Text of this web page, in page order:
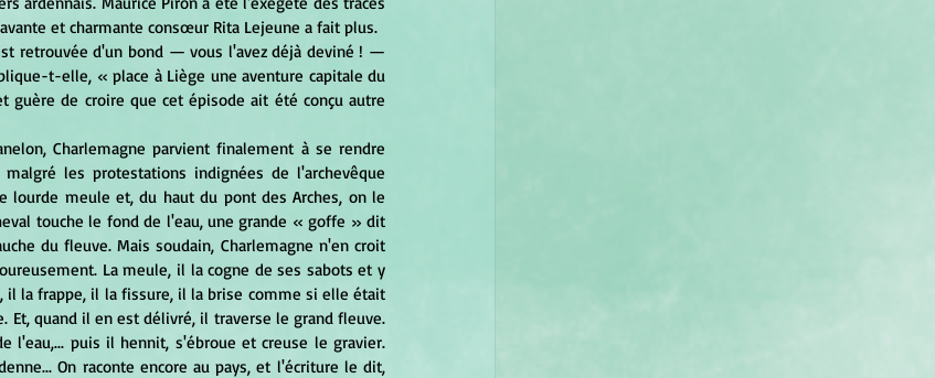
et charmante consœur Rita Lejeune a fait plus.
retrouvée d'un bond — vous l'avez déjà deviné ! —
t-elle, « place à Liège une aventure capitale du
guère de croire que cet épisode ait été conçu autre
les protestations indignées de l'archevêque
lourde meule et, du haut du pont des Arches, on le
touche le fond de l'eau, une grande « goffe » dit
du fleuve. Mais soudain, Charlemagne n'en croit
La meule, il la cogne de ses sabots et y
la frappe, il la fissure, il la brise comme si elle était
quand il en est délivré, il traverse le grand fleuve.
puis il hennit, s'ébroue et creuse le gravier.
On raconte encore au pays, et l'écriture le dit,